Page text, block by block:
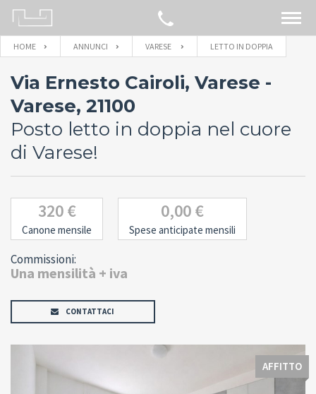
CERCA SULLA MAPPA
IMMOBILI
BLOG
CONTATTACI
HOME ANNUNCI VARESE LETTO IN DOPPIA
Via Ernesto Cairoli, Varese -
Varese, 21100
Posto letto in doppia nel cuore
di Varese!
320 €
Canone mensile
0,00 €
Spese anticipate mensili
Commissioni:
Una mensilità + iva
CONTATTACI
AFFITTO